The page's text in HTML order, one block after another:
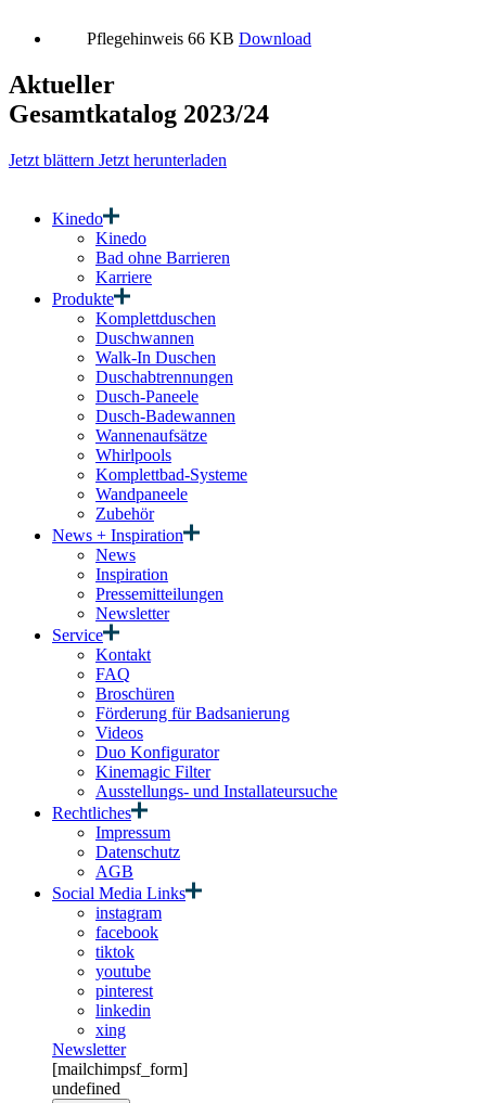
Pflegehinweis 66 KB Download
Aktueller
Gesamtkatalog 2023/24
Jetzt blättern Jetzt herunterladen
Kinedo
Kinedo
Bad ohne Barrieren
Karriere
Produkte
Komplettduschen
Duschwannen
Walk-In Duschen
Duschabtrennungen
Dusch-Paneele
Dusch-Badewannen
Wannenaufsätze
Whirlpools
Komplettbad-Systeme
Wandpaneele
Zubehör
News + Inspiration
News
Inspiration
Pressemitteilungen
Newsletter
Service
Kontakt
FAQ
Broschüren
Förderung für Badsanierung
Videos
Duo Konfigurator
Kinemagic Filter
Ausstellungs- und Installateursuche
Rechtliches
Impressum
Datenschutz
AGB
Social Media Links
instagram
facebook
tiktok
youtube
pinterest
linkedin
xing
Newsletter
[mailchimpsf_form]
undefined